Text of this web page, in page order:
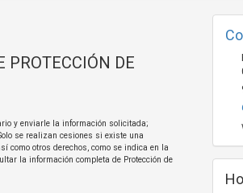
PROTECCIÓN DE
y enviarle la información solicitada;
se realizan cesiones si existe una
como otros derechos, como se indica en la
la información completa de Protección de